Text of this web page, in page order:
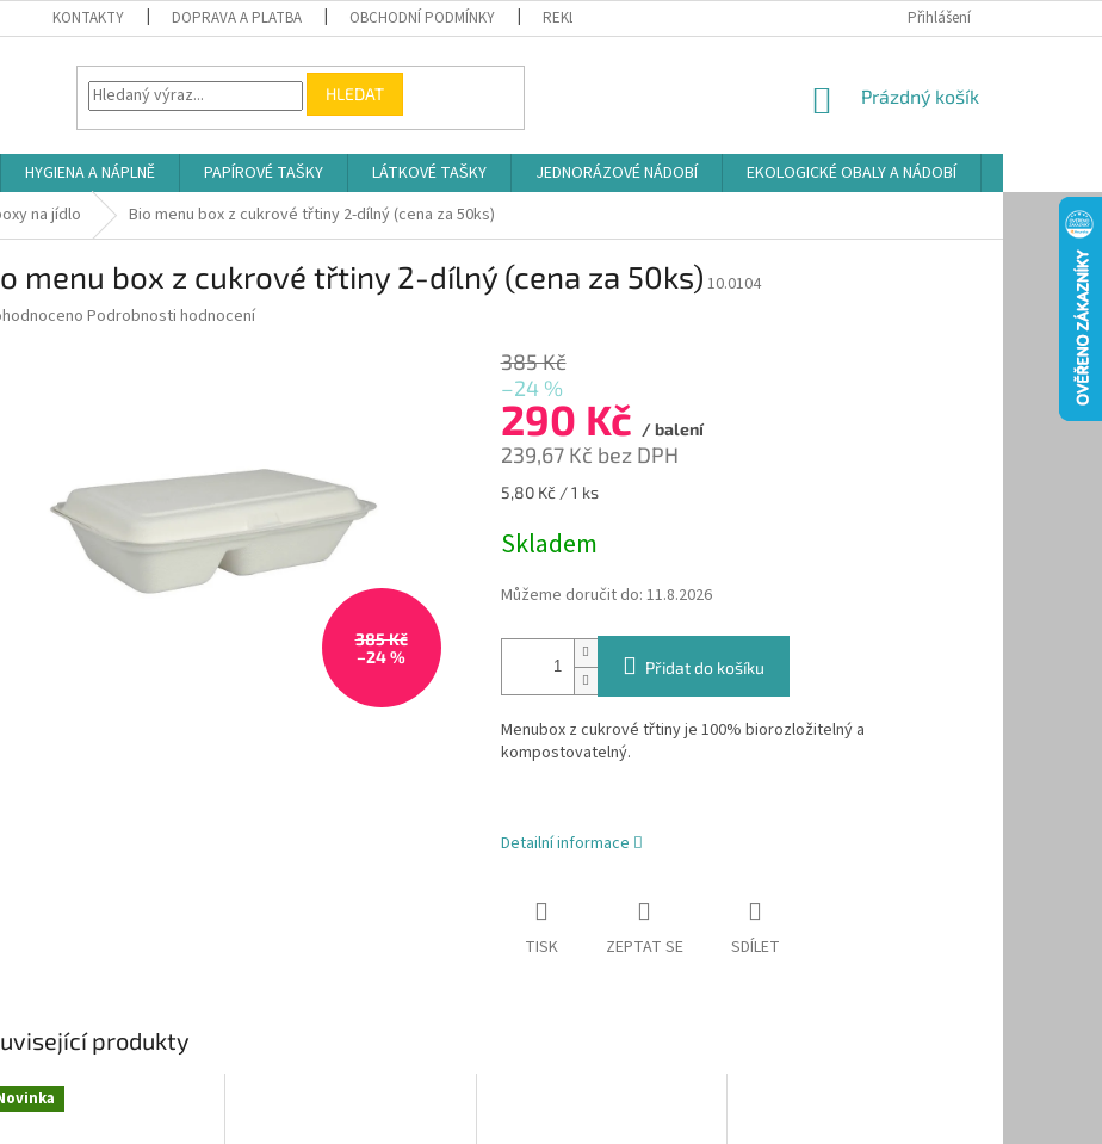
KONTAKTY DOPRAVA A PLATBA OBCHODNÍ PODMÍNKY REKLAMAČNÍ ŘÁD ZÁSADY POUŽÍVÁNÍ SOUBORŮ COOKIES
Přihlášení
HLEDAT
NÁKUPNÍ
Prázdný košík
HYGIENA A NÁPLNĚ PAPÍROVÉ TAŠKY LÁTKOVÉ TAŠKY JEDNORÁZOVÉ NÁDOBÍ EKOLOGICKÉ OBALY A NÁDOBÍ
na jídlo Bio menu box z cukrové třtiny 2-dílný (cena za 50ks)
menu box z cukrové třtiny 2-dílný (cena za 50ks) 10.0104
Podrobnosti hodnocení
385 Kč
–24 %
385 Kč
–24 %
290 Kč / balení
239,67 Kč bez DPH
Měrná
5,80 Kč / 1 ks
Skladem
Můžeme doručit do: 11.8.2026
Přidat do košíku
Menubox z cukrové třtiny je 100% biorozložitelný a
kompostovatelný.
Detailní informace
TISK ZEPTAT SE SDÍLET
produkty